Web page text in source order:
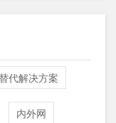
代解决方案
内外网